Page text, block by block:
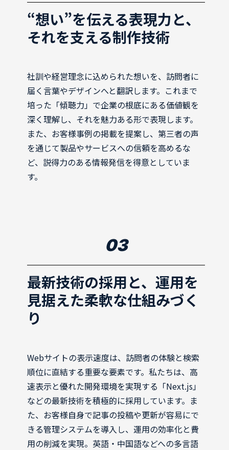
“想い”を伝える表現力と、
それを支える制作技術
社訓や経営理念に込められた想いを、訪問者に
届く言葉やデザインへと翻訳します。これまで
培った「傾聴力」で企業の根底にある価値観を
深く理解し、それを魅力ある形で表現します。
また、お客様事例の掲載を提案し、第三者の声
を通じて製品やサービスへの信頼を高めるな
ど、説得力のある情報発信を得意としていま
す。
03
最新技術の採用と、運用を
見据えた柔軟な仕組みづく
り
Webサイトの表示速度は、訪問者の体験と検索
順位に直結する重要な要素です。私たちは、高
速表示と優れた開発環境を実現する「Next.js」
などの最新技術を積極的に採用しています。ま
た、お客様自身で記事の投稿や更新が容易にで
きる管理システムを導入し、運用の効率化と費
用の削減を実現。英語・中国語などへの多言語